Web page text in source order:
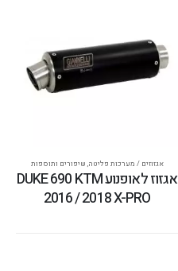
אגזוזים / מערכות פליטה, שיפורים ותוספות
אגזוז לאופנוע DUKE 690 KTM
2016 / 2018 X-PRO